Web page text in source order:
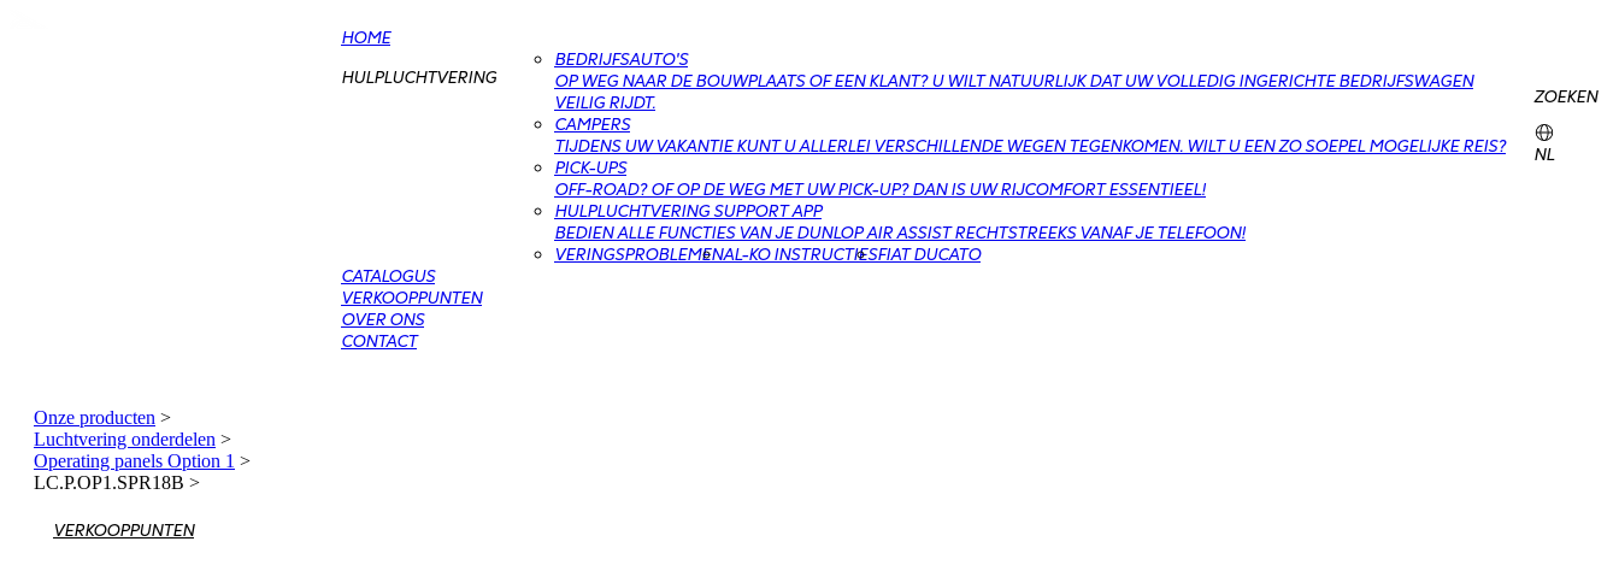
HOME
HULPLUCHTVERING
BEDRIJFSAUTO'S
OP WEG NAAR DE BOUWPLAATS OF EEN KLANT? U WILT NATUURLIJK DAT UW VOLLEDIG INGERICHTE BEDRIJFSWAGEN
VEILIG RIJDT.
CAMPERS
TIJDENS UW VAKANTIE KUNT U ALLERLEI VERSCHILLENDE WEGEN TEGENKOMEN. WILT U EEN ZO SOEPEL MOGELIJKE REIS?
PICK-UPS
OFF-ROAD? OF OP DE WEG MET UW PICK-UP? DAN IS UW RIJCOMFORT ESSENTIEEL!
HULPLUCHTVERING SUPPORT APP
BEDIEN ALLE FUNCTIES VAN JE DUNLOP AIR ASSIST RECHTSTREEKS VANAF JE TELEFOON!
VERINGSPROBLEMENAL-KO INSTRUCTIESFIAT DUCATO
CATALOGUS
VERKOOPPUNTEN
OVER ONS
CONTACT
ZOEKEN
NL
Onze producten >
Luchtvering onderdelen >
Operating panels Option 1 >
LC.P.OP1.SPR18B >
VERKOOPPUNTEN